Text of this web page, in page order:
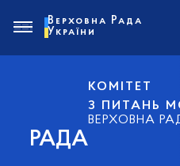
РАДА
КОМІТЕТ
З ПИТАНЬ
ВЕРХОВНА
Верховна Рада
України